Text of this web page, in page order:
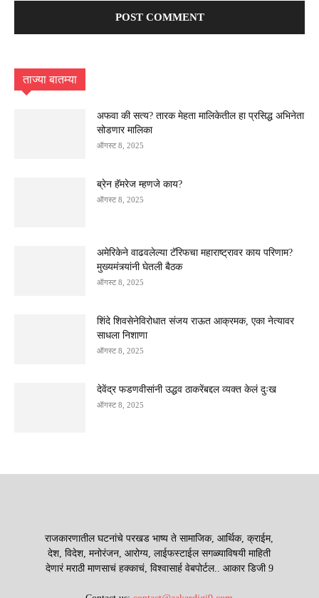
ताज्या बातम्या
अफवा की सत्य? तारक मेहता मालिकेतील हा प्रसिद्ध अभिनेता
सोडणार मालिका
ऑगस्ट 8, 2025
ब्रेन हॅमरेज म्हणजे काय?
ऑगस्ट 8, 2025
अमेरिकेने वाढवलेल्या टॅरिफचा महाराष्ट्रावर काय परिणाम?
मुख्यमंत्र्यांनी घेतली बैठक
ऑगस्ट 8, 2025
शिंदे शिवसेनेविरोधात संजय राऊत आक्रमक, एका नेत्यावर
साधला निशाणा
ऑगस्ट 8, 2025
देवेंद्र फडणवीसांनी उद्धव ठाकरेंबद्दल व्यक्त केलं दुःख
ऑगस्ट 8, 2025
राजकारणातील घटनांचे परखड भाष्य ते सामाजिक, आर्थिक, क्राईम,
देश, विदेश, मनोरंजन, आरोग्य, लाईफस्टाईल सगळ्याविषयी माहिती
देणारं मराठी माणसाचं हक्काचं, विश्वासार्ह वेबपोर्टल.. आकार डिजी 9